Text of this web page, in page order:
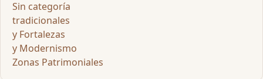
Sin categoría
tradicionales
y Fortalezas
y Modernismo
Zonas Patrimoniales